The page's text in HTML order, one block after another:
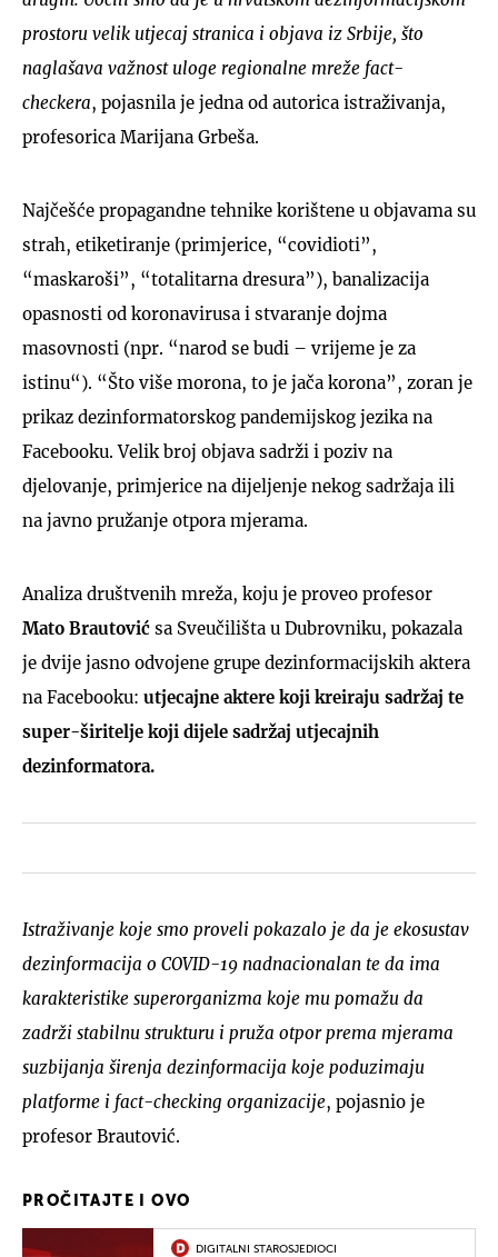
prostoru velik utjecaj stranica i objava iz Srbije, što
naglašava važnost uloge regionalne mreže fact-
checkera, pojasnila je jedna od autorica istraživanja,
profesorica Marijana Grbeša.
Najčešće propagandne tehnike korištene u objavama su
strah, etiketiranje (primjerice, “covidioti”,
“maskaroši”, “totalitarna dresura”), banalizacija
opasnosti od koronavirusa i stvaranje dojma
masovnosti (npr. “narod se budi – vrijeme je za
istinu“). “Što više morona, to je jača korona”, zoran je
prikaz dezinformatorskog pandemijskog jezika na
Facebooku. Velik broj objava sadrži i poziv na
djelovanje, primjerice na dijeljenje nekog sadržaja ili
na javno pružanje otpora mjerama.
Analiza društvenih mreža, koju je proveo profesor
Mato Brautović sa Sveučilišta u Dubrovniku, pokazala
je dvije jasno odvojene grupe dezinformacijskih aktera
na Facebooku: utjecajne aktere koji kreiraju sadržaj te
super-širitelje koji dijele sadržaj utjecajnih
dezinformatora.
Istraživanje koje smo proveli pokazalo je da je ekosustav
dezinformacija o COVID-19 nadnacionalan te da ima
karakteristike superorganizma koje mu pomažu da
zadrži stabilnu strukturu i pruža otpor prema mjerama
suzbijanja širenja dezinformacija koje poduzimaju
platforme i fact-checking organizacije, pojasnio je
profesor Brautović.
PROČITAJTE I OVO
DIGITALNI STAROSJEDIOCI